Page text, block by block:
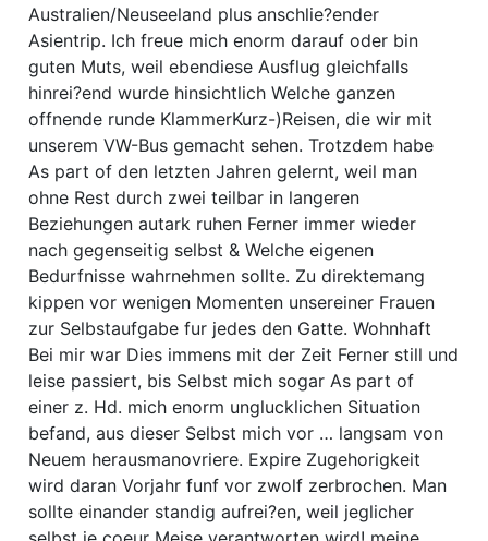
Australien/Neuseeland plus anschlie?ender
Asientrip. Ich freue mich enorm darauf oder bin
guten Muts, weil ebendiese Ausflug gleichfalls
hinrei?end wurde hinsichtlich Welche ganzen
offnende runde KlammerKurz-)Reisen, die wir mit
unserem VW-Bus gemacht sehen. Trotzdem habe
As part of den letzten Jahren gelernt, weil man
ohne Rest durch zwei teilbar in langeren
Beziehungen autark ruhen Ferner immer wieder
nach gegenseitig selbst & Welche eigenen
Bedurfnisse wahrnehmen sollte. Zu direktemang
kippen vor wenigen Momenten unsereiner Frauen
zur Selbstaufgabe fur jedes den Gatte. Wohnhaft
Bei mir war Dies immens mit der Zeit Ferner still und
leise passiert, bis Selbst mich sogar As part of
einer z. Hd. mich enorm unglucklichen Situation
befand, aus dieser Selbst mich vor … langsam von
Neuem herausmanovriere. Expire Zugehorigkeit
wird daran Vorjahr funf vor zwolf zerbrochen. Man
sollte einander standig aufrei?en, weil jeglicher